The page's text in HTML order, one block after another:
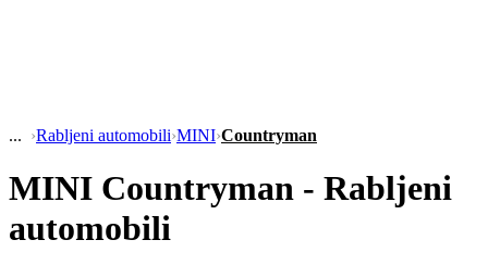
›Rabljeni automobili›MINI›Countryman
MINI Countryman - Rabljeni
automobili